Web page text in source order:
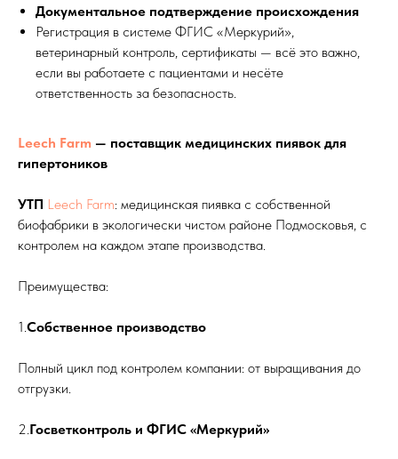
Документальное подтверждение происхождения
Регистрация в системе ФГИС «Меркурий»,
ветеринарный контроль, сертификаты — всё это важно,
если вы работаете с пациентами и несёте
ответственность за безопасность.
Leech Farm — поставщик медицинских пиявок для
гипертоников
УТП Leech Farm: медицинская пиявка с собственной
биофабрики в экологически чистом районе Подмосковья, с
контролем на каждом этапе производства.
Преимущества:
1.Собственное производство
Полный цикл под контролем компании: от выращивания до
отгрузки.
2.Госветконтроль и ФГИС «Меркурий»